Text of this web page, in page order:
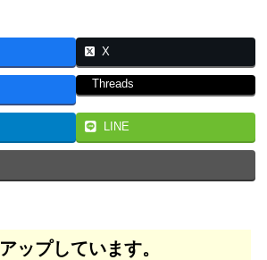
X
Threads
LINE
ップしています。